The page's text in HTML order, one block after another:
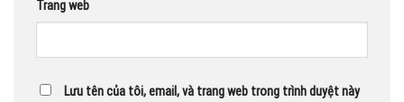
Trang web
Lưu tên của tôi, email, và trang web trong trình duyệt này